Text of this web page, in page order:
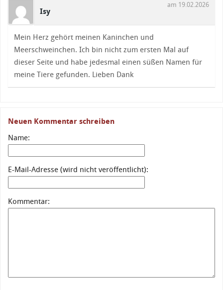
Isy
am 19.02.2026
Mein Herz gehört meinen Kaninchen und
Meerschweinchen. Ich bin nicht zum ersten Mal auf
dieser Seite und habe jedesmal einen süßen Namen für
meine Tiere gefunden. Lieben Dank
Neuen Kommentar schreiben
Name:
E-Mail-Adresse (wird nicht veröffentlicht):
Kommentar: